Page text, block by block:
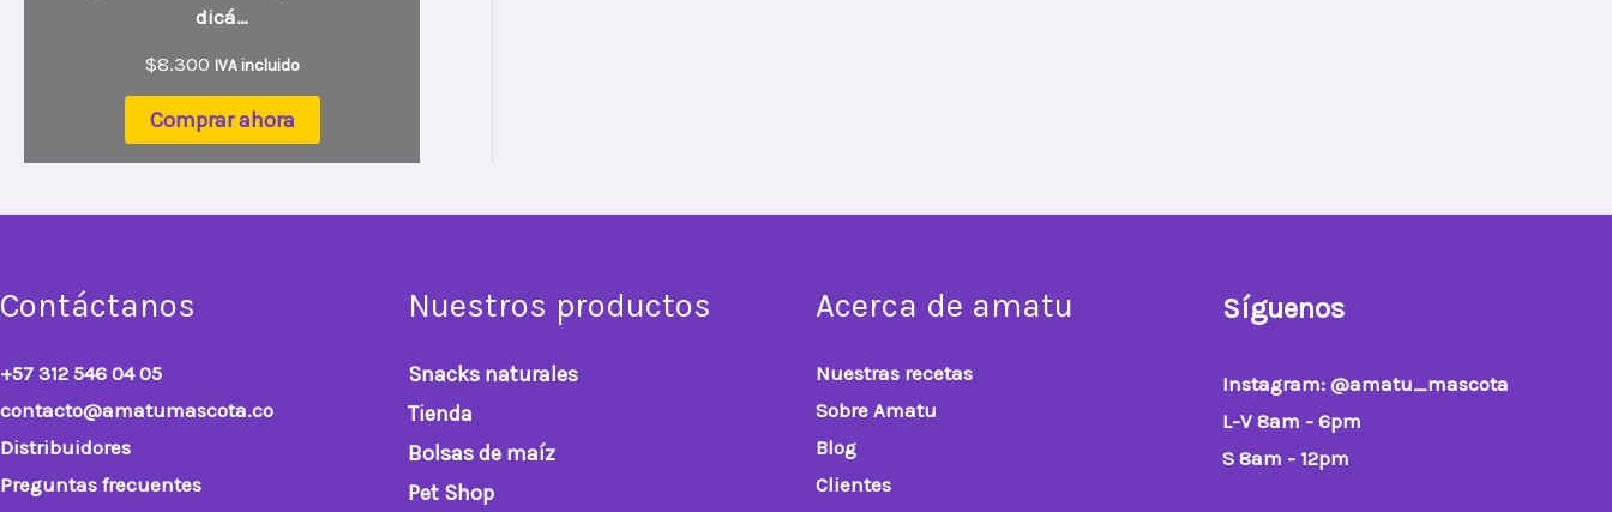
dicá…
$8.300 IVA incluido
Comprar ahora
Contáctanos
+57 312 546 04 05
contacto@amatumascota.co
Distribuidores
Preguntas frecuentes
Nuestros productos
Snacks naturales
Tienda
Bolsas de maíz
Pet Shop
Acerca de amatu
Nuestras recetas
Sobre Amatu
Blog
Clientes
Síguenos
Instagram: @amatu_mascota
L-V 8am - 6pm
S 8am - 12pm